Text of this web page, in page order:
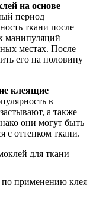
на основе
период
ткани после
манипуляций –
местах. После
его на половину
клеящие
в
а также
они могут быть
с оттенком ткани.
по применению клея